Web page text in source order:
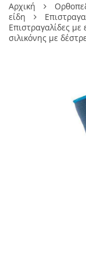
Αρχική
είδη
Επιστραγαλίδες με
σιλικόνης με